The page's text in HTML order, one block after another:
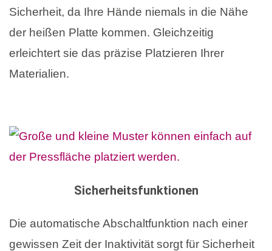
Sicherheit, da Ihre Hände niemals in die Nähe
der heißen Platte kommen. Gleichzeitig
erleichtert sie das präzise Platzieren Ihrer
Materialien.
Sicherheitsfunktionen
Die automatische Abschaltfunktion nach einer
gewissen Zeit der Inaktivität sorgt für Sicherheit